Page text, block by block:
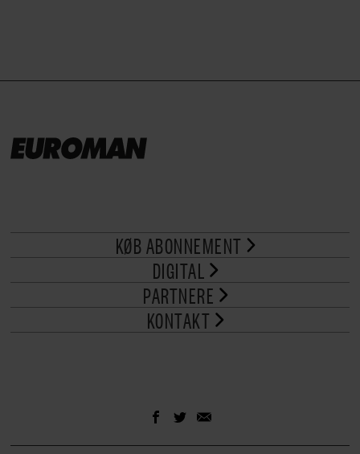
KØB ABONNEMENT
DIGITAL
PARTNERE
KONTAKT